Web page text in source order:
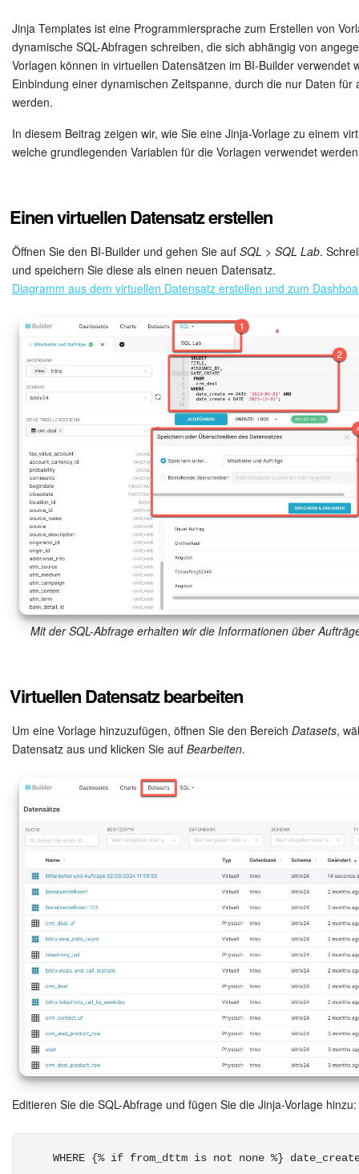
Womit fangen Sie an?
Feed
Abonnement
Aufgaben und Projekte
Collabs
Projektgruppen
Kalender
Buchung
KI in Bitrix24
Elektronische Unterschrift für HR
Elektronische Unterschrift
Bestandsverwaltung
Marketing
Vertriebsstelle
CRM-Analytik
BI-Builder
Automatisierung
Workflows
Mitarbeiter
Onlineshop
Websites
Anwendungen
Jinja Templates ist eine Programmiersprache zum Erstellen von
dynamische SQL-Abfragen schreiben, die sich abhängig von
Vorlagen können in virtuellen Datensätzen im BI-Builder verwendet
Einbindung einer dynamischen Zeitspanne, durch die nur Daten
werden.
In diesem Beitrag zeigen wir, wie Sie eine Jinja-Vorlage zu einem
welche grundlegenden Variablen für die Vorlagen verwendet
Einen virtuellen Datensatz erstellen
Öffnen Sie den BI-Builder und gehen Sie auf SQL > SQL Lab.
und speichern Sie diese als einen neuen Datensatz.
Diagramm aus dem virtuellen Datensatz erstellen und zum
Mit der SQL-Abfrage erhalten wir die Informationen über
Virtuellen Datensatz bearbeiten
Um eine Vorlage hinzuzufügen, öffnen Sie den Bereich Datasets,
Datensatz aus und klicken Sie auf Bearbeiten.
Editieren Sie die SQL-Abfrage und fügen Sie die Jinja-Vorlage hinzu:
WHERE {% if from_dttm is not none %}